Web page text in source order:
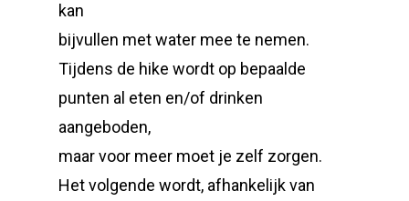
kan
bijvullen met water mee te nemen.
Tijdens de hike wordt op bepaalde
punten al eten en/of drinken
aangeboden,
maar voor meer moet je zelf zorgen.
Het volgende wordt, afhankelijk van